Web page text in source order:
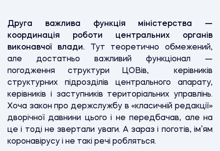
Друга важлива функція міністерства —
координація роботи центральних органів
виконавчої влади. Тут теоретично обмежений,
але достатньо важливий функціонал —
погодження структури ЦОВів, керівників
структурних підрозділів центрального апарату,
керівників і заступників територіальних управлінь.
Хоча закон про держслужбу в «класичній редакції»
дворічної давнини цього і не передбачав, але на
це і тоді не звертали уваги. А зараз і поготів, ім’ям
коронавірусу і не такі речі робляться.